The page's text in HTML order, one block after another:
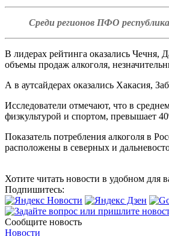
Среди регионов ПФО
В лидерах рейтинга оказались Чечня,
объемы продаж алкоголя,
А в аутсайдерах оказались Хакасия,
Исследователи отмечают, что в
физкультурой и спортом, превышает
Показатель потребления алкоголя в
расположены в северных и
Хотите читать новости в удобном для
Подпишитесь:
Сообщите новость
Новости